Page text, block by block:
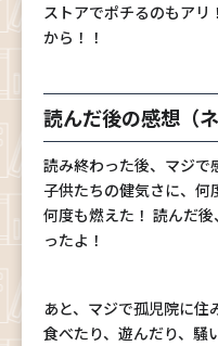
ストアでポチるのもアリ
から！！
読んだ後の感想（
読み終わった後、マジで
子供たちの健気さに、何
何度も燃えた！ 読んだ
ったよ！
あと、マジで孤児院に
食べたり、遊んだり、騒